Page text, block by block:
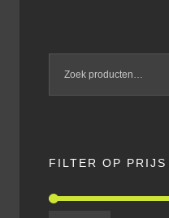
FILTER OP PRIJS